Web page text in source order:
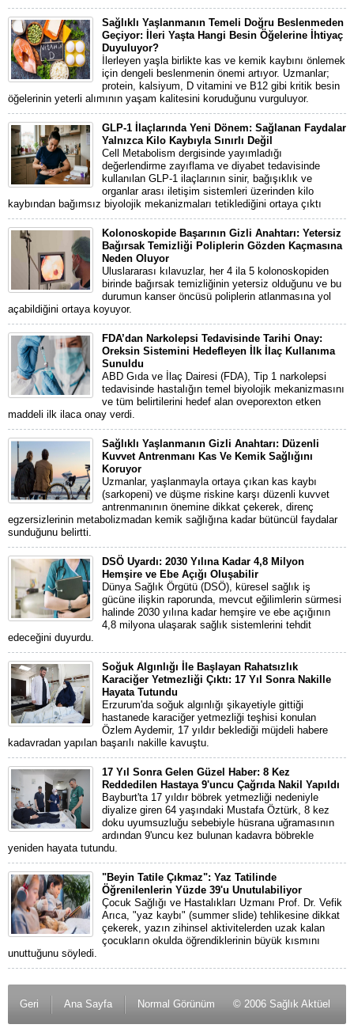
Sağlıklı Yaşlanmanın Temeli Doğru Beslenmeden
Geçiyor: İleri Yaşta Hangi Besin Öğelerine İhtiyaç
Duyuluyor?
İlerleyen yaşla birlikte kas ve kemik kaybını önlemek
için dengeli beslenmenin önemi artıyor. Uzmanlar;
protein, kalsiyum, D vitamini ve B12 gibi kritik besin
öğelerinin yeterli alımının yaşam kalitesini koruduğunu vurguluyor.
GLP-1 İlaçlarında Yeni Dönem: Sağlanan Faydalar
Yalnızca Kilo Kaybıyla Sınırlı Değil
Cell Metabolism dergisinde yayımladığı
değerlendirme zayıflama ve diyabet tedavisinde
kullanılan GLP-1 ilaçlarının sinir, bağışıklık ve
organlar arası iletişim sistemleri üzerinden kilo
kaybından bağımsız biyolojik mekanizmaları tetiklediğini ortaya çıktı
Kolonoskopide Başarının Gizli Anahtarı: Yetersiz
Bağırsak Temizliği Poliplerin Gözden Kaçmasına
Neden Oluyor
Uluslararası kılavuzlar, her 4 ila 5 kolonoskopiden
birinde bağırsak temizliğinin yetersiz olduğunu ve bu
durumun kanser öncüsü poliplerin atlanmasına yol
açabildiğini ortaya koyuyor.
FDA’dan Narkolepsi Tedavisinde Tarihi Onay:
Oreksin Sistemini Hedefleyen İlk İlaç Kullanıma
Sunuldu
ABD Gıda ve İlaç Dairesi (FDA), Tip 1 narkolepsi
tedavisinde hastalığın temel biyolojik mekanizmasını
ve tüm belirtilerini hedef alan oveporexton etken
maddeli ilk ilaca onay verdi.
Sağlıklı Yaşlanmanın Gizli Anahtarı: Düzenli
Kuvvet Antrenmanı Kas Ve Kemik Sağlığını
Koruyor
Uzmanlar, yaşlanmayla ortaya çıkan kas kaybı
(sarkopeni) ve düşme riskine karşı düzenli kuvvet
antrenmanının önemine dikkat çekerek, direnç
egzersizlerinin metabolizmadan kemik sağlığına kadar bütüncül faydalar
sunduğunu belirtti.
DSÖ Uyardı: 2030 Yılına Kadar 4,8 Milyon
Hemşire ve Ebe Açığı Oluşabilir
Dünya Sağlık Örgütü (DSÖ), küresel sağlık iş
gücüne ilişkin raporunda, mevcut eğilimlerin sürmesi
halinde 2030 yılına kadar hemşire ve ebe açığının
4,8 milyona ulaşarak sağlık sistemlerini tehdit
edeceğini duyurdu.
Soğuk Algınlığı İle Başlayan Rahatsızlık
Karaciğer Yetmezliği Çıktı: 17 Yıl Sonra Nakille
Hayata Tutundu
Erzurum'da soğuk algınlığı şikayetiyle gittiği
hastanede karaciğer yetmezliği teşhisi konulan
Özlem Aydemir, 17 yıldır beklediği müjdeli habere
kadavradan yapılan başarılı nakille kavuştu.
17 Yıl Sonra Gelen Güzel Haber: 8 Kez
Reddedilen Hastaya 9'uncu Çağrıda Nakil Yapıldı
Bayburt'ta 17 yıldır böbrek yetmezliği nedeniyle
diyalize giren 64 yaşındaki Mustafa Öztürk, 8 kez
doku uyumsuzluğu sebebiyle hüsrana uğramasının
ardından 9'uncu kez bulunan kadavra böbrekle
yeniden hayata tutundu.
"Beyin Tatile Çıkmaz": Yaz Tatilinde
Öğrenilenlerin Yüzde 39'u Unutulabiliyor
Çocuk Sağlığı ve Hastalıkları Uzmanı Prof. Dr. Vefik
Arıca, "yaz kaybı" (summer slide) tehlikesine dikkat
çekerek, yazın zihinsel aktivitelerden uzak kalan
çocukların okulda öğrendiklerinin büyük kısmını
unuttuğunu söyledi.
Geri Ana Sayfa Normal Görünüm © 2006 Sağlık Aktüel